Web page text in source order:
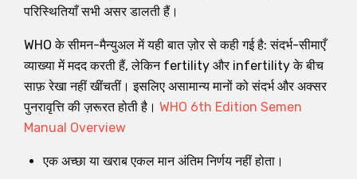
परिस्थितियाँ सभी असर डालती हैं।
WHO के सीमन-मैन्‍युअल में यही बात ज़ोर से कही गई है: संदर्भ-सीमाएँ
व्याख्या में मदद करती हैं, लेकिन fertility और infertility के बीच
साफ़ रेखा नहीं खींचतीं। इसलिए असामान्य मानों को संदर्भ और अक्सर
पुनरावृत्ति की ज़रूरत होती है। WHO 6th Edition Semen
Manual Overview
एक अच्छा या खराब एकल मान अंतिम निर्णय नहीं होता।